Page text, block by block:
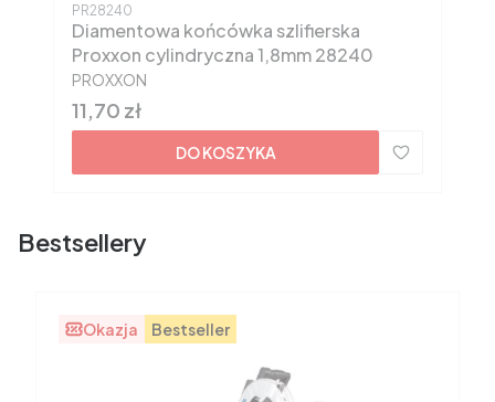
Kod produktu
PR28240
Diamentowa końcówka szlifierska
Proxxon cylindryczna 1,8mm 28240
PRODUCENT
PROXXON
Cena
11,70 zł
DO KOSZYKA
Bestsellery
Okazja Bestseller